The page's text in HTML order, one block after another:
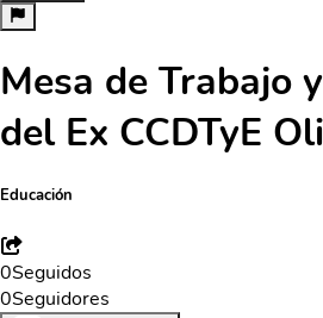
Mesa de Trabajo
del Ex CCDTyE
Educación
0Seguidos
0Seguidores